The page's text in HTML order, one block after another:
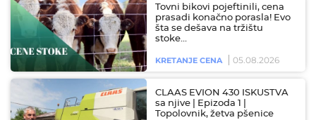
Tovni bikovi pojeftinili, cena
prasadi konačno porasla! Evo
šta se dešava na tržištu
stoke…
KRETANJE CENA 05.08.2026
CLAAS EVION 430 ISKUSTVA
sa njive | Epizoda 1 |
Topolovnik, žetva pšenice